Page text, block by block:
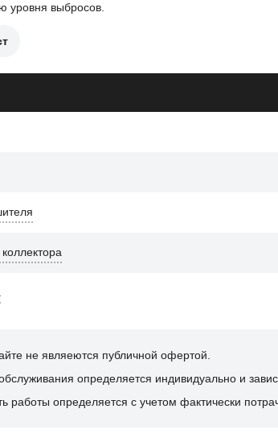
уровня выбросов.
могут включать:
в системе управления двигателем, связанных с
вызванное механическими воздействиями
автомобиль будет соответствовать
не являеются публичной офертой.
определяется индивидуально и
работы определяется с учетом фактически